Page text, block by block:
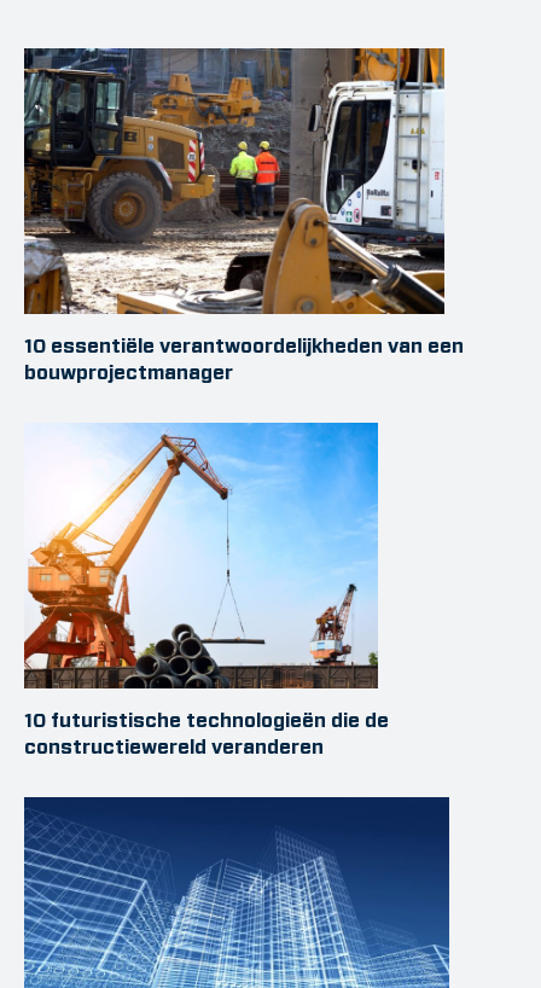
10 essentiële verantwoordelijkheden van een
bouwprojectmanager
10 futuristische technologieën die de
constructiewereld veranderen